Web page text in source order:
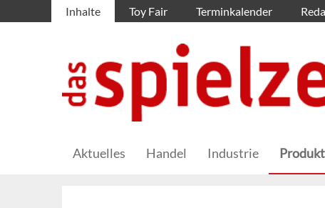
Inhalte Toy Fair Terminkalender
Aktuelles Handel Industrie